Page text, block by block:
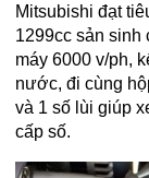
Mitsubishi đạt
1299cc sản sinh
máy 6000 v/ph,
nước, đi cùng
và 1 số lùi giúp
cấp số.